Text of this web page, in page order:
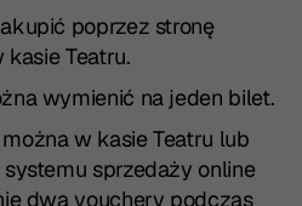
poprzez stronę
Teatru.
wymienić na jeden bilet.
w kasie Teatru lub
sprzedaży online
dwa vouchery podczas